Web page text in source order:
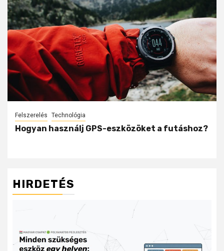
Felszerelés Technológia
Hogyan használj GPS-eszközöket a futáshoz?
HIRDETÉS